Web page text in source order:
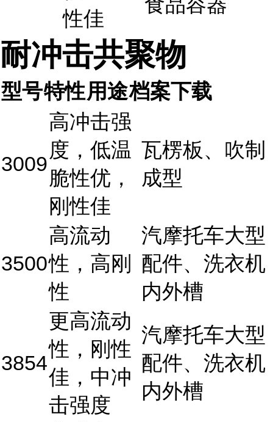
性佳
耐冲击共聚物
型号特性用途档案下载
3009
高冲击强
度，低温
脆性优，
刚性佳
瓦楞板、吹制
成型
3500
高流动
性，高刚
性
汽摩托车大型
配件、洗衣机
内外槽
3854
更高流动
性，刚性
佳，中冲
击强度
汽摩托车大型
配件、洗衣机
内外槽